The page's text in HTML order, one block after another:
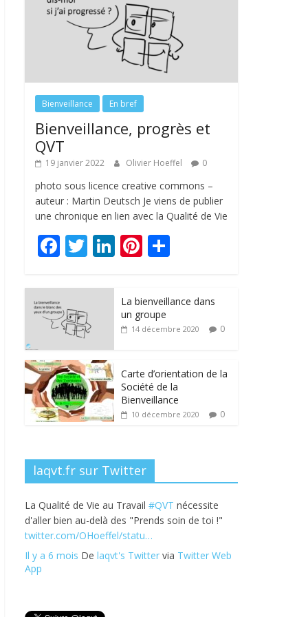
Bienveillance En bref
Bienveillance, progrès et
QVT
19 janvier 2022 Olivier Hoeffel 0
photo sous licence creative commons –
auteur : Martin Deutsch Je viens de publier
une chronique en lien avec la Qualité de Vie
F
e
b
o
o
k
T
itt
er
Li
e
dI
Pi
e
st
g
er
La bienveillance dans
un groupe
14 décembre 2020 0
Carte d’orientation de la
Société de la
Bienveillance
10 décembre 2020 0
laqvt.fr sur Twitter
La Qualité de Vie au Travail #QVT nécessite
d'aller bien au-delà des "Prends soin de toi !"
twitter.com/OHoeffel/statu…
Il y a 6 mois De laqvt's Twitter via Twitter Web
App